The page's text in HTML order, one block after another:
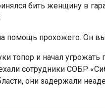
бить женщину в
помощь прохожего. Он
топор и начал угрожать
сотрудники СОБР
они задержали